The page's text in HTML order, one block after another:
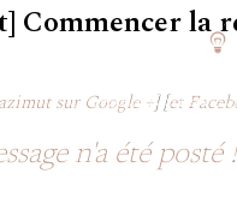
Commencer la
sur Google +] [et
n'a été posté !